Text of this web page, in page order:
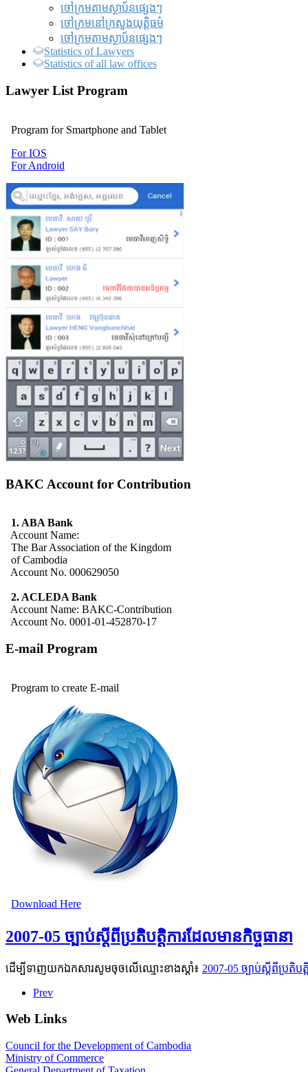
ចៅក្រមតាមស្ថាប័នផ្សេងៗ
ចៅក្រមនៅក្រសួងយុត្តិធម៌
ចៅក្រមតាមស្ថាប័នផ្សេងៗ
Statistics of Lawyers
Statistics of all law offices
Lawyer List Program
Program for Smartphone and Tablet
For IOS
For Android
BAKC Account for Contribution
1. ABA Bank
Account Name:
The Bar Association of the Kingdom
of Cambodia
Account No. 000629050
2. ACLEDA Bank
Account Name: BAKC-Contribution
Account No. 0001-01-452870-17
E-mail Program
Program to create E-mail
Download Here
2007-05 ច្បាប់ស្តីពីប្រតិបត្តិការដែលមានកិច្ចធានា
ដើម្បីទាញយកឯកសារសូមចុចលើឈ្មោះខាងស្តាំ៖ 2007-05 ច្បាប់ស្តីពីប្រតិប
Prev
Web Links
Council for the Development of Cambodia
Ministry of Commerce